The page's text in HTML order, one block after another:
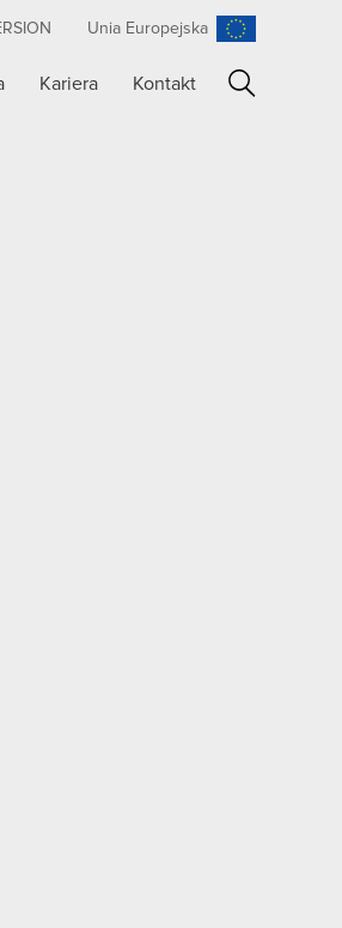
Unia Europejska
Kariera Kontakt